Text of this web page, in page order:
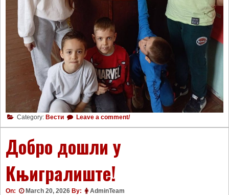
Category: Вести Leave a comment/
Добро дошли у
Књигралиште!
On: March 20, 2026 By: AdminTeam